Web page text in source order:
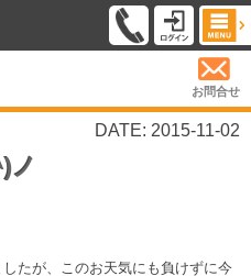
お問合せ
DATE: 2015-11-02
ノ
たが、このお天気にも負けずに今